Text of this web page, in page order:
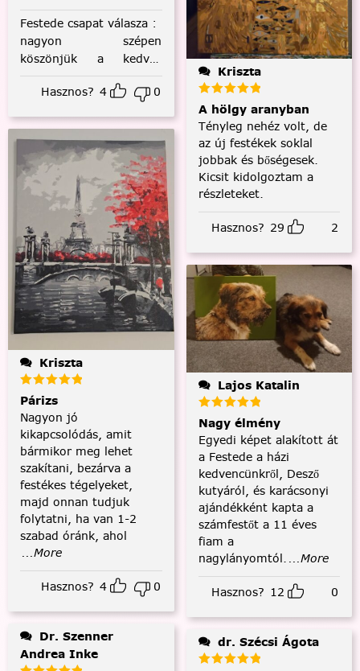
Festede csapat válasza :
nagyon szépen
köszönjük a kedves
visszajelzést! :)
Hasznos? 4 0
Kriszta
Párizs
Nagyon jó
kikapcsolódás, amit
bármikor meg lehet
szakítani, bezárva a
festékes tégelyeket,
majd onnan tudjuk
folytatni, ha van 1-2
szabad óránk, ahol
...More
Hasznos? 4 0
Andrea Inke
Kriszta
A hölgy aranyban
Tényleg nehéz volt, de
az új festékek soklal
jobbak és bőségesek.
Kicsit kidolgoztam a
részleteket.
Hasznos? 29 2
Lajos Katalin
Nagy élmény
Egyedi képet alakított át
a Festede a házi
kedvencünkről, Desző
kutyáról, és karácsonyi
ajándékként kapta a
számfestőt a 11 éves
fiam a
nagylányomtól. ...More
Hasznos? 12 0
dr. Szécsi Ágota